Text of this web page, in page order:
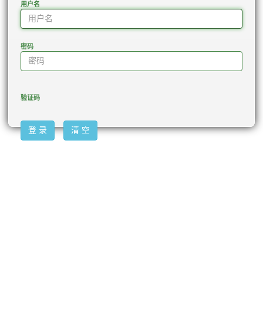
用户名
密码
验证码
登 录 清 空